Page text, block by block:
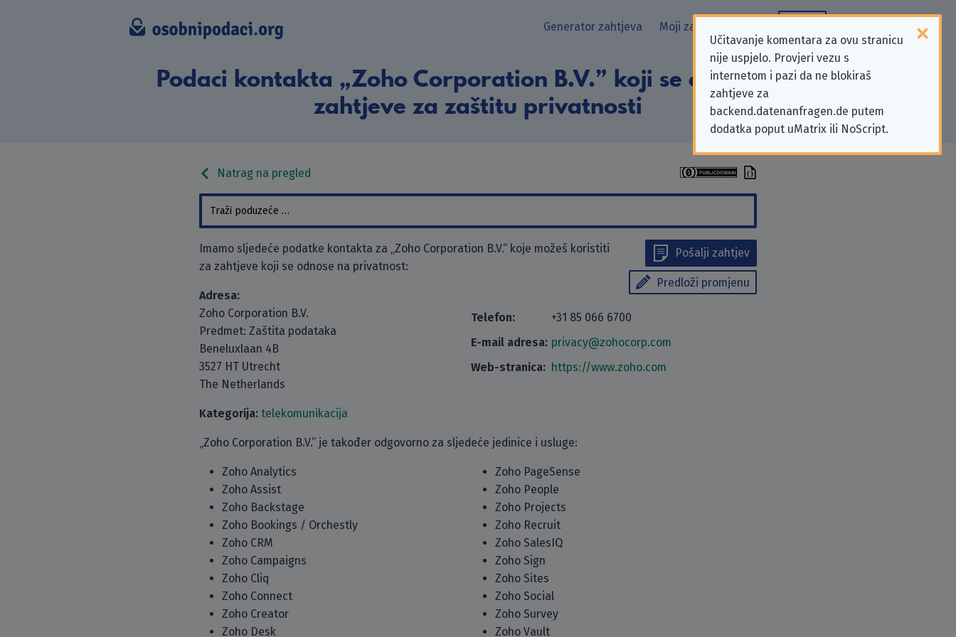
Učitavanje komentara za ovu stranicu
nije uspjelo. Provjeri vezu s
internetom i pazi da ne blokiraš
zahtjeve za
backend.datenanfragen.de putem
dodatka poput uMatrix ili NoScript.
Generator zahtjeva Moji zahtjevi
Podaci kontakta „Zoho Corporation B.V.” koji se odnose na
zahtjeve za zaštitu privatnosti
Natrag na pregled
Pošalji zahtjev
Predloži promjenu
Imamo sljedeće podatke kontakta za „Zoho Corporation B.V.“ koje možeš koristiti
za zahtjeve koji se odnose na privatnost:
Adresa:
Zoho Corporation B.V.
Predmet: Zaštita podataka
Beneluxlaan 4B
3527 HT Utrecht
The Netherlands
Telefon:
+31 85 066 6700
E-mail adresa: privacy@zohocorp.com
Web-stranica: https://www.zoho.com
Kategorija: telekomunikacija
„Zoho Corporation B.V.” je također odgovorno za sljedeće jedinice i usluge:
Zoho Analytics
Zoho Assist
Zoho Backstage
Zoho Bookings / Orchestly
Zoho CRM
Zoho Campaigns
Zoho Cliq
Zoho Connect
Zoho Creator
Zoho Desk
Zoho PageSense
Zoho People
Zoho Projects
Zoho Recruit
Zoho SalesIQ
Zoho Sign
Zoho Sites
Zoho Social
Zoho Survey
Zoho Vault